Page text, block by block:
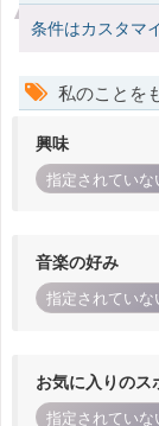
条件はカスタマ
私のことを
興味
指定されていな
音楽の好み
指定されていな
お気に入りのス
指定されていな